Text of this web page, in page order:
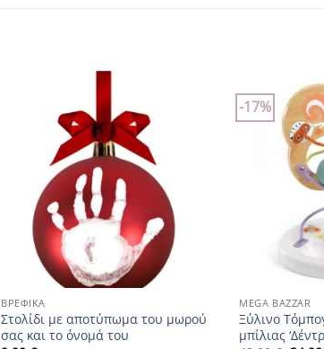
ΒΡΕΦΙΚΆ
Στολίδι με αποτύπωμα του μωρού
σας και το όνομά του
-17%
MEGA BAZZAR
Ξύλινο
μπίλιας